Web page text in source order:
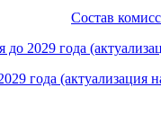
Состав
2029 года
года